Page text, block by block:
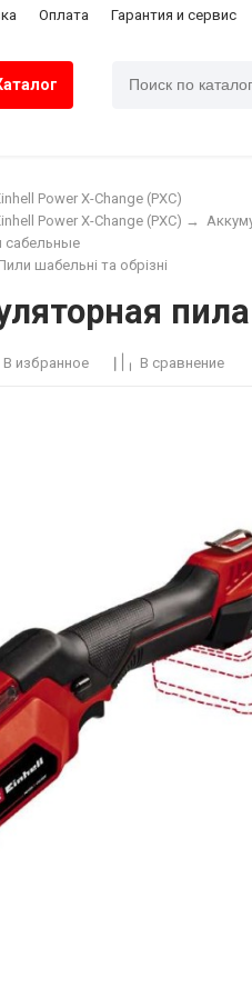
Оплата Гарантия и сервис
Power X-Change (PXC)
Power X-Change (PXC) →
сабельные
шабельні та обрізні
В избранное В сравнение